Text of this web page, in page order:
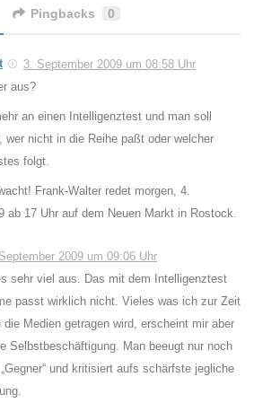
Pingbacks 0
3. September 2009 um 08:58 Uhr
aus?
an einen Intelligenztest und man soll
wer nicht in die Reihe paßt oder welcher
folgt.
Frank-Walter redet morgen, 4.
ab 17 Uhr auf dem Neuen Markt in Rostock.
2009 um 09:06 Uhr
sehr viel aus. Das mit dem Intelligenztest
passt wirklich nicht. Vieles was ich zur Zeit
die Medien getragen wird, erscheint mir aber
Selbstbeschäftigung. Man beeugt nur noch
und kritisiert aufs schärfste jegliche